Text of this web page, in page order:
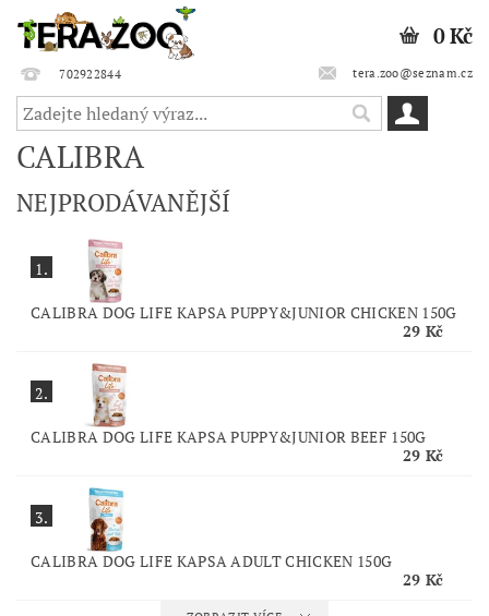
702922844 tera.zoo@seznam.cz
0 Kč
CALIBRA
NEJPRODÁVANĚJŠÍ
1.
CALIBRA DOG LIFE KAPSA PUPPY&JUNIOR CHICKEN 150G
29 Kč
2.
CALIBRA DOG LIFE KAPSA PUPPY&JUNIOR BEEF 150G
29 Kč
3.
CALIBRA DOG LIFE KAPSA ADULT CHICKEN 150G
29 Kč